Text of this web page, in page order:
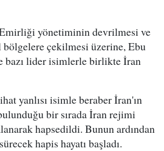
yönetiminin devrilmesi ve
bölgelere çekilmesi üzerine, Ebu
bazı lider isimlerle birlikte İran
yanlısı isimle beraber İran'ın
bir sırada İran rejimi
hapsedildi. Bunun ardından
hapis hayatı başladı.